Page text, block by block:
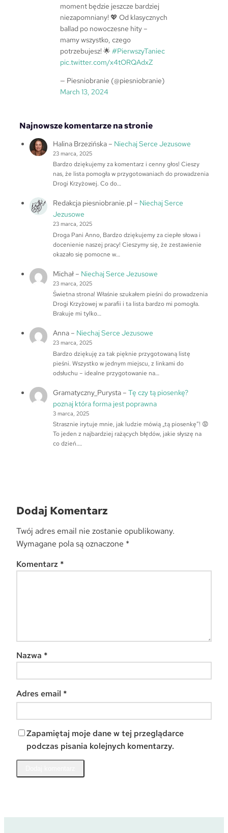
moment będzie jeszcze bardziej
niezapomniany! 💖 Od klasycznych
ballad po nowoczesne hity –
mamy wszystko, czego
potrzebujesz! 🌟 #PierwszyTaniec
pic.twitter.com/x4tORQAdxZ
— Piesniobranie (@piesniobranie)
March 13, 2024
Najnowsze komentarze na stronie
Halina Brzezińska– Niechaj Serce Jezusowe
23 marca, 2025
Bardzo dziękujemy za komentarz i cenny głos! Cieszy
nas, że lista pomogła w przygotowaniach do prowadzenia
Drogi Krzyżowej. Co do…
Redakcja piesniobranie.pl – Niechaj Serce
Jezusowe
23 marca, 2025
Droga Pani Anno, Bardzo dziękujemy za ciepłe słowa i
docenienie naszej pracy! Cieszymy się, że zestawienie
okazało się pomocne w…
Michał– Niechaj Serce Jezusowe
23 marca, 2025
Świetna strona! Właśnie szukałem pieśni do prowadzenia
Drogi Krzyżowej w parafii i ta lista bardzo mi pomogła.
Brakuje mi tylko…
Anna– Niechaj Serce Jezusowe
23 marca, 2025
Bardzo dziękuję za tak pięknie przygotowaną listę
pieśni. Wszystko w jednym miejscu, z linkami do
odsłuchu – idealne przygotowanie na…
Gramatyczny_Purysta– Tę czy tą piosenkę?
poznaj która forma jest poprawna
3 marca, 2025
Strasznie irytuje mnie, jak ludzie mówią „tą piosenkę”! 😡
To jeden z najbardziej rażących błędów, jakie słyszę na
co dzień.…
Dodaj Komentarz
Twój adres email nie zostanie opublikowany.
Wymagane pola są oznaczone *
Komentarz *
Nazwa *
Adres email *
Zapamiętaj moje dane w tej przeglądarce
podczas pisania kolejnych komentarzy.